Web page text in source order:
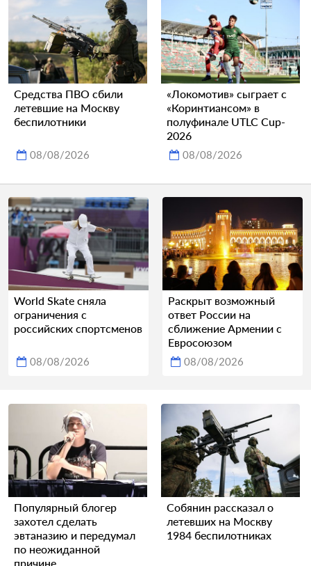
Средства ПВО сбили
летевшие на Москву
беспилотники
08/08/2026
«Локомотив» сыграет с
«Коринтиансом» в
полуфинале UTLC Cup-
2026
08/08/2026
World Skate сняла
ограничения с
российских спортсменов
08/08/2026
Раскрыт возможный
ответ России на
сближение Армении с
Евросоюзом
08/08/2026
Популярный блогер
захотел сделать
эвтаназию и передумал
по неожиданной
причине
Собянин рассказал о
летевших на Москву
1984 беспилотниках